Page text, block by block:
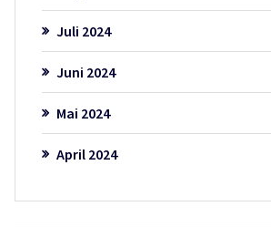
Juli 2024
Juni 2024
Mai 2024
April 2024